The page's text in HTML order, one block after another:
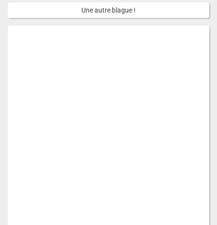
Une autre blague !